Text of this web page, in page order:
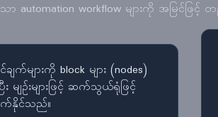
ာ automation workflow များကို အမြင်ဖ
က်များကို block များ (nodes)
မျဉ်းများဖြင့် ဆက်သွယ်ရုံဖြင့်
နိုင်သည်။